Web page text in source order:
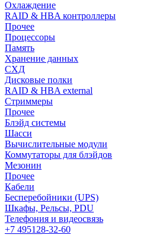
Охлаждение
RAID & HBA контроллеры
Прочее
Процессоры
Память
Хранение данных
СХД
Дисковые полки
RAID & HBA external
Стриммеры
Прочее
Блэйд системы
Шасси
Вычислительные модули
Коммутаторы для блэйдов
Мезонин
Прочее
Кабели
Бесперебойники (UPS)
Шкафы, Рельсы, PDU
Телефония и видеосвязь
+7 495128-32-60